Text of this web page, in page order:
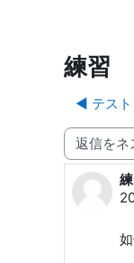
練習
◀︎ テスト
表示モード
返